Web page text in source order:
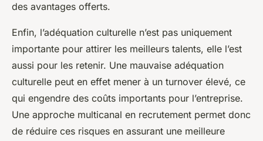
des avantages offerts.
Enfin, l’adéquation culturelle n’est pas uniquement
importante pour attirer les meilleurs talents, elle l’est
aussi pour les retenir. Une mauvaise adéquation
culturelle peut en effet mener à un turnover élevé, ce
qui engendre des coûts importants pour l’entreprise.
Une approche multicanal en recrutement permet donc
de réduire ces risques en assurant une meilleure